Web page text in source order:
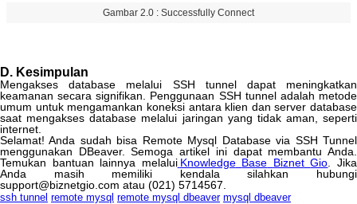
Gambar 2.0 : Successfully Connect
D. Kesimpulan
Mengakses database melalui SSH tunnel dapat
meningkatkan
keamanan secara signifikan Penggunaan SSH tunnel adalah metode
umum untuk mengamankan koneksi antara klien dan server database
saat mengakses database melalui jaringan yang tidak aman
seperti
internet
Selamat! Anda sudah bisa Remote Mysql Database via SSH Tunnel
menggunakan
DBeaver. Semoga artikel ini dapat membantu Anda
Temukan
bantuan lainnya melalui Knowledge Base Biznet Gio
Jika
Anda
masih memiliki kendala silahkan
hubungi
support@biznetgio com atau (021) 5714567
ssh tunnel remote mysql remote mysql dbeaver mysql dbeaver